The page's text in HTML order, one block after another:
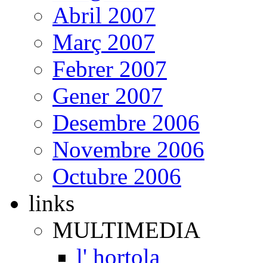
Abril 2007
Març 2007
Febrer 2007
Gener 2007
Desembre 2006
Novembre 2006
Octubre 2006
links
MULTIMEDIA
l' hortola